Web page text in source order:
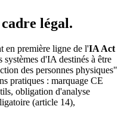
légal.
en première ligne de l'IA Act
d'IA destinés à être
des personnes physiques"
pratiques : marquage CE
obligation d'analyse
(article 14),